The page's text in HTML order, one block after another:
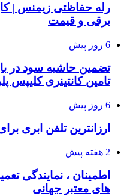
رله حفاظتی زیمنس |
برقی و قیمت
6 روز پیش
تضمین حاشیه سود در
تامین کانتینری کلیپس
6 روز پیش
ارزانترین تلفن ابری
2 هفته پیش
اطمینان ، نمایندگی
های معتبر جهانی